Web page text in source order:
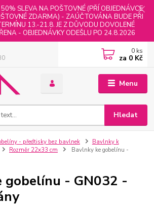
50% SLEVA NA POŠTOVNÉ (PŘÍ OBJEDNÁVCE
ZDARMA) - ZAÚČTOVÁNA BUDE PŘI
13.-21.8. JE Z DŮVODU DOVOLENÉ
- OBJEDNÁVKY ODEŠLU PO 24.8.2026
Menu
Hledat
0 ks
za 0 Kč
- předtisky bez bavlnek
Bavlnky k
Rozměr 22x33 cm
Bavlnky ke gobelínu -
gobelínu - GN032 -